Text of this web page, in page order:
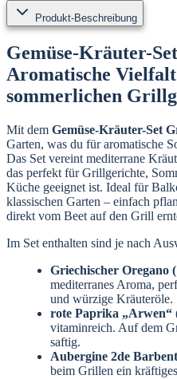
Produkt-Beschreibung
Gemüse-Kräuter-
Aromatische
sommerlichen
Mit dem Gemüse-Kräuter-Set
Garten, was du für aromatische
Das Set vereint mediterrane
das perfekt für Grillgerichte,
Küche geeignet ist. Ideal für
klassischen Garten – einfach
direkt vom Beet auf den Grill
Im Set enthalten sind je nach
Griechischer Oregano
mediterranes Aroma,
und würzige Kräuteröle.
rote Paprika „Arwen“
vitaminreich. Auf dem
saftig.
Aubergine 2de
beim Grillen ein